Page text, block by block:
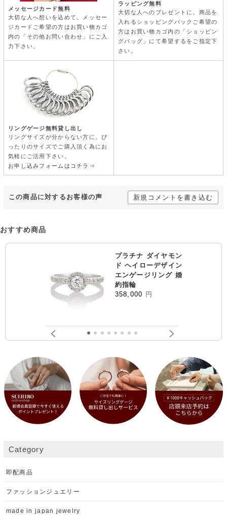
メッセージカード無料
大切な人へ想いを込めて。メッセー
ジカードご希望の方はお買い物カゴ
内の「その他お問い合わせ」にご入
力下さい。
ラッピング無料
大切な人へのプレゼントに。商品を
入れるショッピングバックご希望の
方はお買い物カゴ内の「ショッピン
グバッグ」にて希望するをご指定下
さい。
リングゲージ無料貸し出し
リングサイズが分からない方に。ぴ
ったりのサイズでご購入頂く為にお
気軽にご活用下さい。
お申し込みフォームはコチラ⇒
この商品に対するお客様の声 新規コメントを書き込む
おすすめ商品
プラチナ ダイヤモン
ド ヘイローデザイン
エンゲージリング 婚
約指輪
358,000 円
Category
即配商品
ファッションジュエリー
made in japan jewelry